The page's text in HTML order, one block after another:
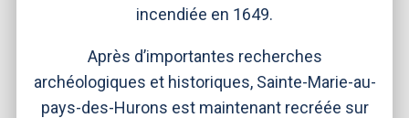
incendiée en 1649.
Après d’importantes recherches
archéologiques et historiques, Sainte-Marie-au-
pays-des-Hurons est maintenant recréée sur